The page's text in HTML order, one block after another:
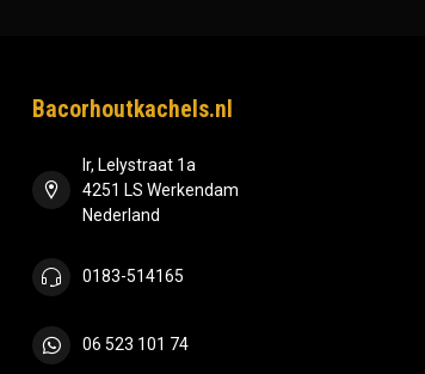
Bacorhoutkachels.nl
Ir, Lelystraat 1a
4251 LS Werkendam
Nederland
0183-514165
06 523 101 74